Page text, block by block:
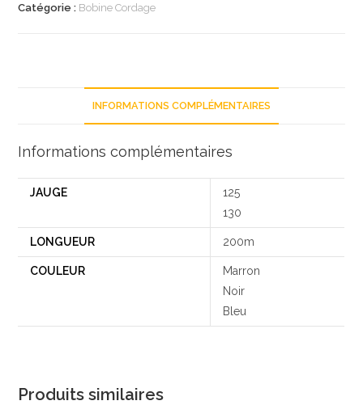
Catégorie : Bobine Cordage
INFORMATIONS COMPLÉMENTAIRES
Informations complémentaires
JAUGE
125
130
LONGUEUR 200m
COULEUR
Marron
Noir
Bleu
Produits similaires